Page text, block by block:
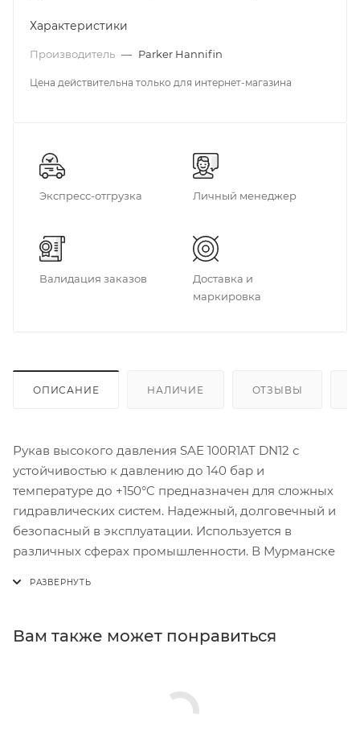
Характеристики
Производитель — Parker Hannifin
Цена действительна только для интернет-магазина
Экспресс-отгрузка Личный менеджер
Валидация заказов
Доставка и
маркировка
ОПИСАНИЕ НАЛИЧИЕ ОТЗЫВЫ
Рукав высокого давления SAE 100R1AT DN12 с
устойчивостью к давлению до 140 бар и
температуре до +150°C предназначен для сложных
гидравлических систем. Надежный, долговечный и
безопасный в эксплуатации. Используется в
различных сферах промышленности. В Мурманске
Вам также может понравиться